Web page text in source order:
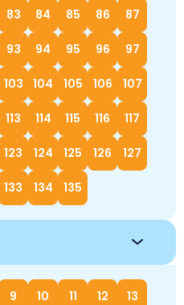
83 84 85 86 87
93 94 95 96 97
103 104 105 106 107
113 114 115 116 117
123 124 125 126 127
133 134 135
9 10 11 12 13